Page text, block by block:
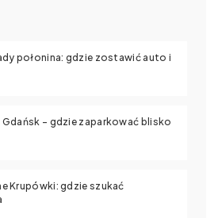
połonina: gdzie zostawić auto i
– gdzie zaparkować blisko
Krupówki: gdzie szukać